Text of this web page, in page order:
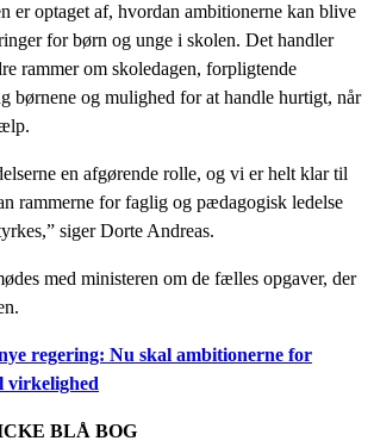
er optaget af, hvordan ambitionerne kan blive
for børn og unge i skolen. Det handler
rammer om skoledagen, forpligtende
børnene og mulighed for at handle hurtigt, når
en afgørende rolle, og vi er helt klar til
rammerne for faglig og pædagogisk ledelse
siger Dorte Andreas.
med ministeren om de fælles opgaver, der
regering: Nu skal ambitionerne for
virkelighed
BLÅ BOG